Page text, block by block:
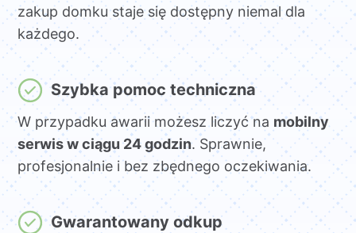
zakup domku staje się dostępny niemal dla
każdego.
Szybka pomoc techniczna
W przypadku awarii możesz liczyć na mobilny
serwis w ciągu 24 godzin. Sprawnie,
profesjonalnie i bez zbędnego oczekiwania.
Gwarantowany odkup